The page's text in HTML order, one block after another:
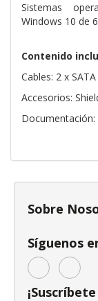
Sistemas
Windows 10 de
Contenido
Cables: 2 x
Accesorios:
Sobre
Síguenos